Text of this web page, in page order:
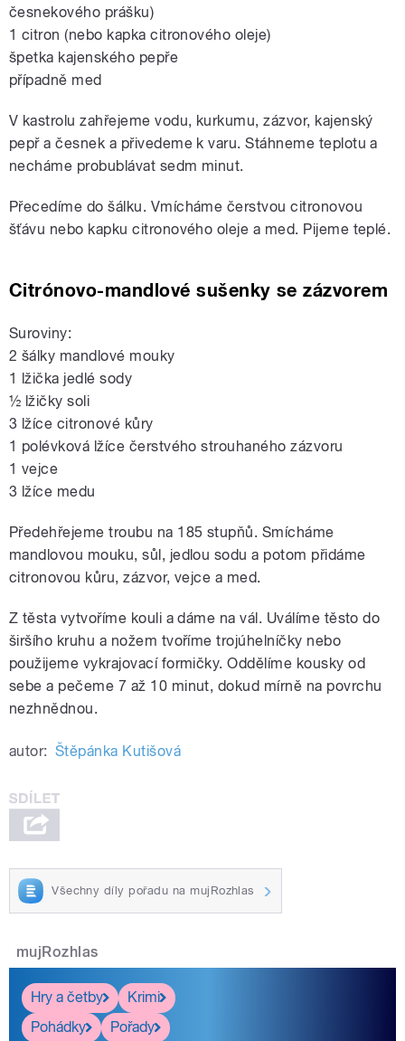
česnekového prášku)
1 citron (nebo kapka citronového oleje)
špetka kajenského pepře
případně med
V kastrolu zahřejeme vodu, kurkumu, zázvor, kajenský
pepř a česnek a přivedeme k varu. Stáhneme teplotu a
necháme probublávat sedm minut.
Přecedíme do šálku. Vmícháme čerstvou citronovou
šťávu nebo kapku citronového oleje a med. Pijeme teplé.
Citrónovo-mandlové sušenky se zázvorem
Suroviny:
2 šálky mandlové mouky
1 lžička jedlé sody
½ lžičky soli
3 lžíce citronové kůry
1 polévková lžíce čerstvého strouhaného zázvoru
1 vejce
3 lžíce medu
Předehřejeme troubu na 185 stupňů. Smícháme
mandlovou mouku, sůl, jedlou sodu a potom přidáme
citronovou kůru, zázvor, vejce a med.
Z těsta vytvoříme kouli a dáme na vál. Uválíme těsto do
širšího kruhu a nožem tvoříme trojúhelníčky nebo
použijeme vykrajovací formičky. Oddělíme kousky od
sebe a pečeme 7 až 10 minut, dokud mírně na povrchu
nezhnědnou.
autor: Štěpánka Kutišová
Všechny díly pořadu na mujRozhlas
mujRozhlas
Hry a četby
Krimi
Pohádky
Pořady